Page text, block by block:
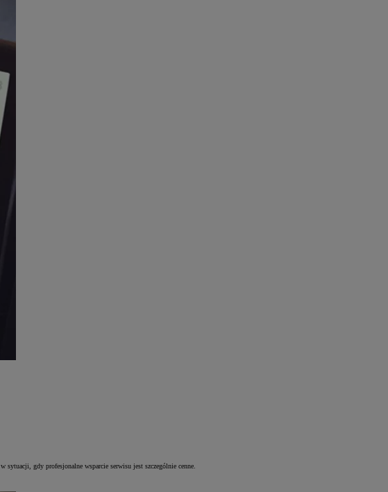
gdy profesjonalne wsparcie serwisu jest szczególnie cenne.